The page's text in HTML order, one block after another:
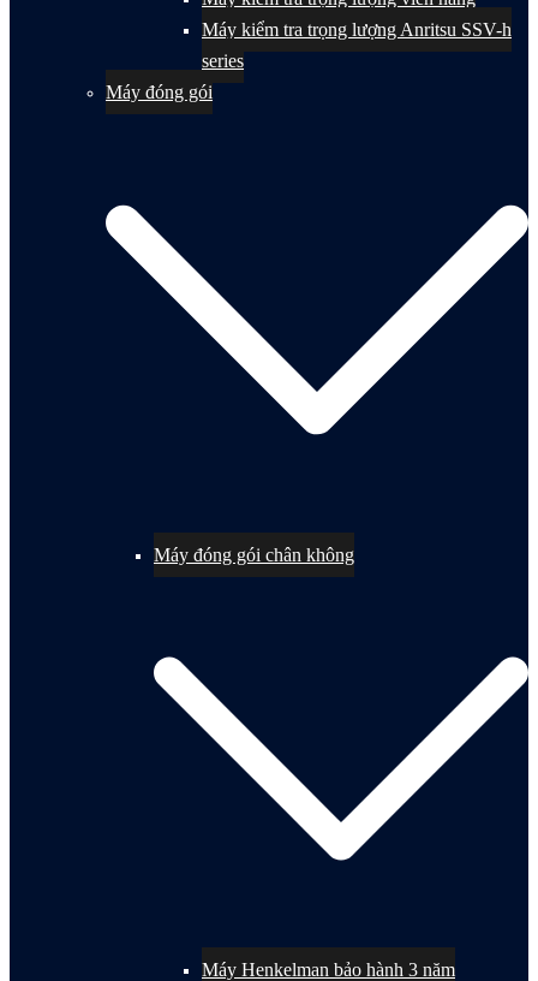
Máy kiểm tra trọng lượng Anritsu SSV-h
series
Máy đóng gói
Máy đóng gói chân không
Máy Henkelman bảo hành 3 năm